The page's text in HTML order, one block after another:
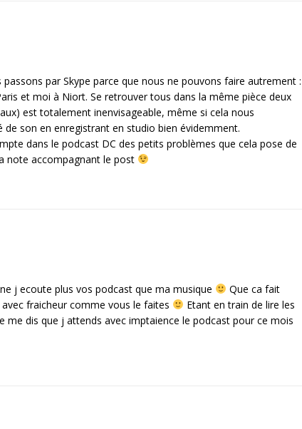
par Skype parce que nous ne pouvons faire autrement :
et moi à Niort. Se retrouver tous dans la même pièce deux
est totalement inenvisageable, même si cela nous
de son en enregistrant en studio bien évidemment.
dans le podcast DC des petits problèmes que cela pose de
note accompagnant le post
j ecoute plus vos podcast que ma musique
Que ca fait
avec fraicheur comme vous le faites
Etant en train de lire les
me dis que j attends avec imptaience le podcast pour ce mois